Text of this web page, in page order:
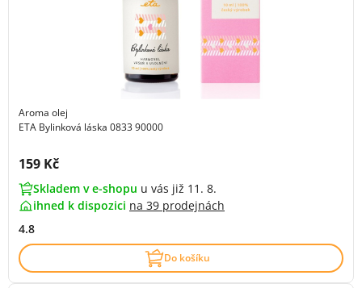
Aroma olej
ETA Bylinková láska 0833 90000
Cena s DPH:
159 Kč
Skladem v e-shopu u vás již 11. 8.
ihned k dispozici na 39 prodejnách
4.8
Do košíku